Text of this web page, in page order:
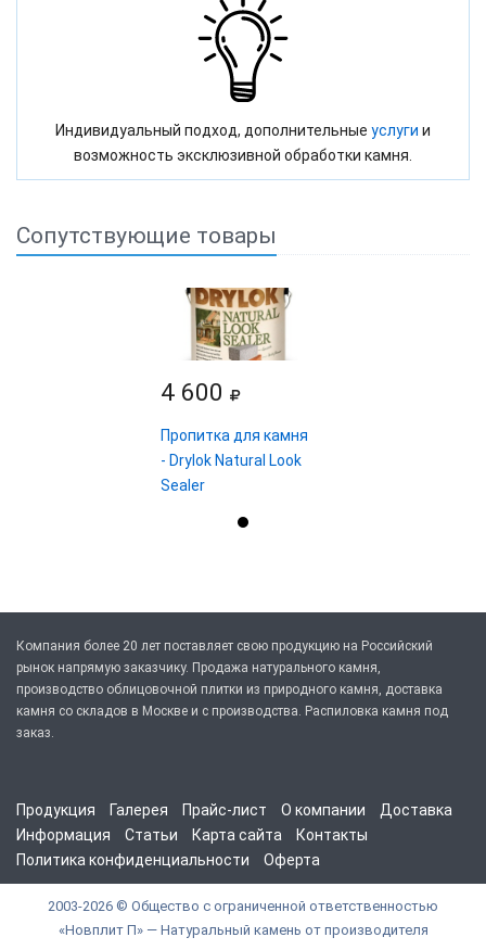
Индивидуальный подход, дополнительные услуги и
возможность эксклюзивной обработки камня.
Сопутствующие товары
4 600
Пропитка для камня
- Drylok Natural Look
Sealer
Компания более 20 лет поставляет свою продукцию на Российский
рынок напрямую заказчику. Продажа натурального камня,
производство облицовочной плитки из природного камня, доставка
камня со складов в Москве и с производства. Распиловка камня под
заказ.
Продукция Галерея Прайс-лист О компании
Доставка
Информация
Статьи Карта сайта
Контакты
Политика конфиденциальности
Оферта
2003-2026 © Общество с ограниченной ответственностью
«Новплит П» — Натуральный камень от производителя